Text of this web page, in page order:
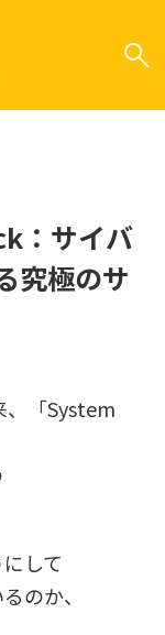
：サイバ
究極のサ
、「System
して
のか、